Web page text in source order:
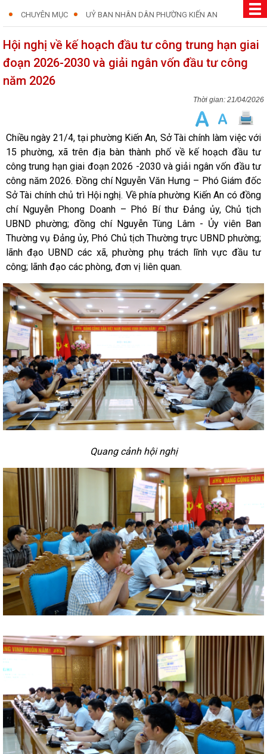
CHUYÊN MỤC UỶ BAN NHÂN DÂN PHƯỜNG KIẾN AN
Hội nghị về kế hoạch đầu tư công trung hạn giai
đoạn 2026-2030 và giải ngân vốn đầu tư công
năm 2026
21/04/2026
Chiều ngày 21/4, tại phường Kiến An, Sở Tài chính làm việc với
15 phường, xã trên địa bàn thành phố về kế hoạch đầu tư
công trung hạn giai đoạn 2026 -2030 và giải ngân vốn đầu tư
công năm 2026. Đồng chí Nguyễn Văn Hưng – Phó Giám đốc
Sở Tài chính chủ trì Hội nghị. Về phía phường Kiến An có đồng
chí Nguyễn Phong Doanh – Phó Bí thư Đảng ủy, Chủ tịch
UBND phường; đồng chí Nguyễn Tùng Lâm - Ủy viên Ban
Thường vụ Đảng ủy, Phó Chủ tịch Thường trực UBND phường;
lãnh đạo UBND các xã, phường phụ trách lĩnh vực đầu tư
công; lãnh đạo các phòng, đơn vị liên quan.
Quang cảnh hội nghị